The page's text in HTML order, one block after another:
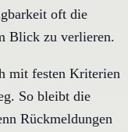
oft die
Blick zu verlieren.
mit festen Kriterien
So bleibt die
Rückmeldungen